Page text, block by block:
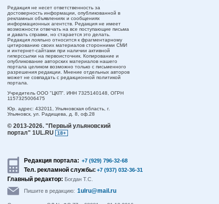
Редакция не несет ответственность за
достоверность информации, опубликованной в
рекламных объявлениях и сообщениях
информационных агентств. Редакция не имеет
возможности отвечать на все поступающие письма
и давать справки, но старается это делать.
Редакция лояльно относится к фрагментарному
цитированию своих материалов сторонними СМИ
и интернет-сайтами при наличии активной
гиперссылки на первоисточник. Копирование и
опубликование авторских материалов нашего
портала целиком возможно только с письменного
разрешения редакции. Мнение отдельных авторов
может не совпадать с редакционной политикой
портала.
Учредитель ООО "ЦКП". ИНН 7325140148, ОГРН
1157325006475
Юр. адрес: 432011, Ульяновская область, г.
Ульяновск, ул. Радищева, д. 8, оф.28
© 2013-2026. "Первый ульяновский
портал" 1UL.RU
18+
Редакция портала: +7 (929) 796-32-68
Тел. рекламной службы: +7 (937) 032-36-31
Главный редактор: Богдан Т.С.
Пишите в редакцию: 1ulru@mail.ru